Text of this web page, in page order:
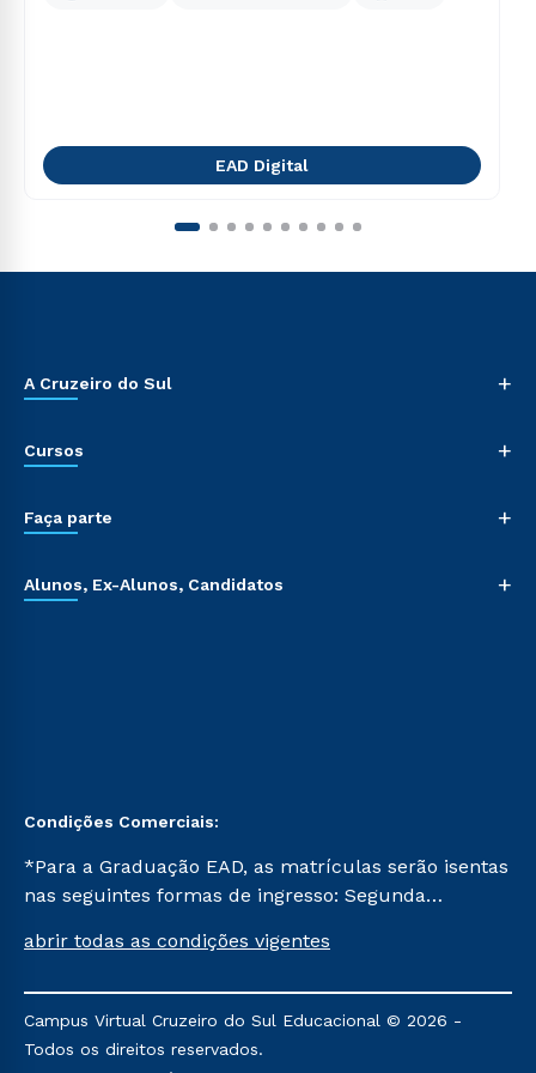
EAD Digital
A Cruzeiro do Sul +
Cursos +
Faça parte +
Alunos, Ex-Alunos, Candidatos +
Condições Comerciais:
*Para a Graduação EAD, as matrículas serão isentas
nas seguintes formas de ingresso: Segunda
Já para as demais, a taxa de matrícula será de R$
mencionadas são referentes aos cursos: Ensino
Religioso, Geografia para a Docência e Metodologia
do Ensino de História: Questões Atuais.
abrir todas as condições vigentes
Campus Virtual Cruzeiro do Sul Educacional © 2026 -
Todos os direitos reservados.